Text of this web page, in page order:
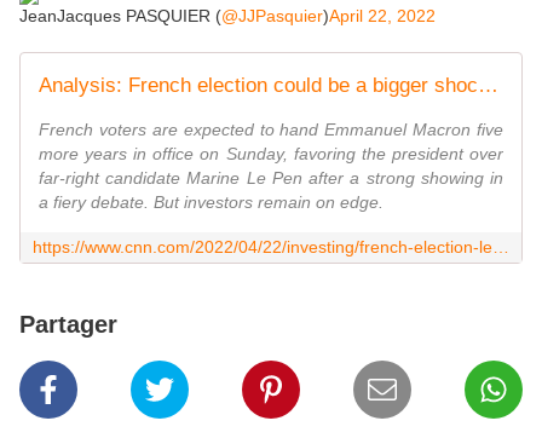
JeanJacques PASQUIER (@JJPasquier)April 22, 2022
Analysis: French election could be a bigger shock to markets than Brexit or Trump
French voters are expected to hand Emmanuel Macron five
more years in office on Sunday, favoring the president over
far-right candidate Marine Le Pen after a strong showing in
a fiery debate. But investors remain on edge.
Partager